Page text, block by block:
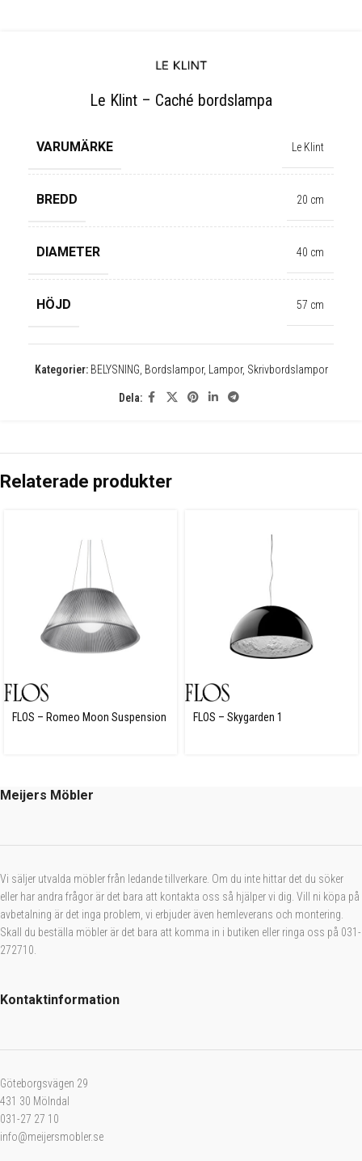
Le Klint – Caché bordslampa
VARUMÄRKE Le Klint
BREDD 20 cm
DIAMETER 40 cm
HÖJD 57 cm
Kategorier: BELYSNING Bordslampor, Lampor, Skrivbordslampor
Dela:
Relaterade produkter
FLOS – Romeo Moon Suspension
FLOS – Skygarden 1
Meijers Möbler
Vi säljer utvalda möbler från ledande tillverkare. Om du inte hittar det du söker
eller har andra frågor är det bara att kontakta oss så hjälper vi dig. Vill ni köpa på
avbetalning är det inga problem, vi erbjuder även hemleverans och montering.
Skall du beställa möbler är det bara att komma in i butiken eller ringa oss på 031-
272710.
Kontaktinformation
Göteborgsvägen 29
431 30 Mölndal
031-27 27 10
info@meijersmobler.se